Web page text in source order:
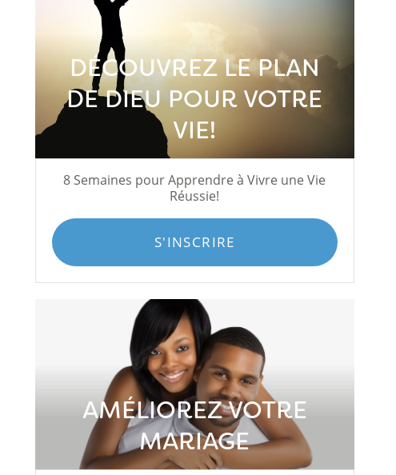
DÉCOUVREZ LE PLAN
DE DIEU POUR VOTRE
VIE!
8 Semaines pour Apprendre à Vivre une Vie
Réussie!
S'INSCRIRE
AMÉLIOREZ VOTRE
MARIAGE